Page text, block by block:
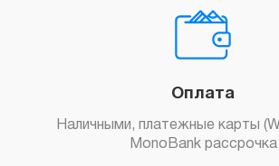
Оплата
Наличными, платежные карты
MonoBank рассрочка